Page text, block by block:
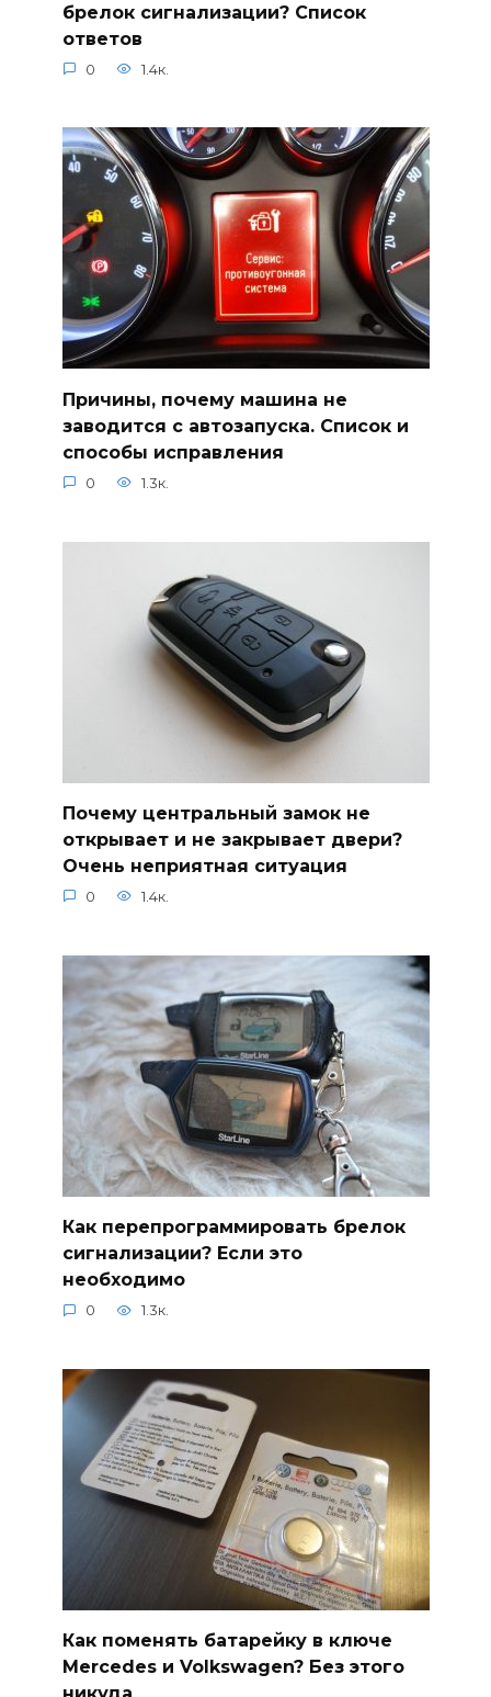
брелок сигнализации? Список
ответов
0 1.4к.
Причины, почему машина не
заводится с автозапуска. Список и
способы исправления
0 1.3к.
Почему центральный замок не
открывает и не закрывает двери?
Очень неприятная ситуация
0 1.4к.
Как перепрограммировать брелок
сигнализации? Если это
необходимо
0 1.3к.
Как поменять батарейку в ключе
Mercedes и Volkswagen? Без этого